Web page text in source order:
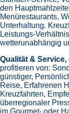
den
Menürestaurants,
Unterhaltung.
Leistungs-
wetterunabhängig
Qualität &
profitieren von:
günstiger,
Reise, Erfahrenen
Kreuzfahrten,
überregionaler
im Gourmet- oder